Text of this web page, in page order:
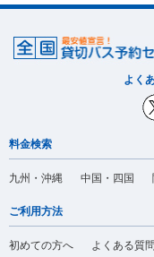
よく
料金検索
九州・沖縄 中国・四国
ご利用方法
初めての方へ よくある質問